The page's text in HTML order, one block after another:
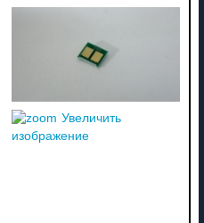
Увеличить
изображение